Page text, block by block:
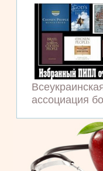
ассоциация